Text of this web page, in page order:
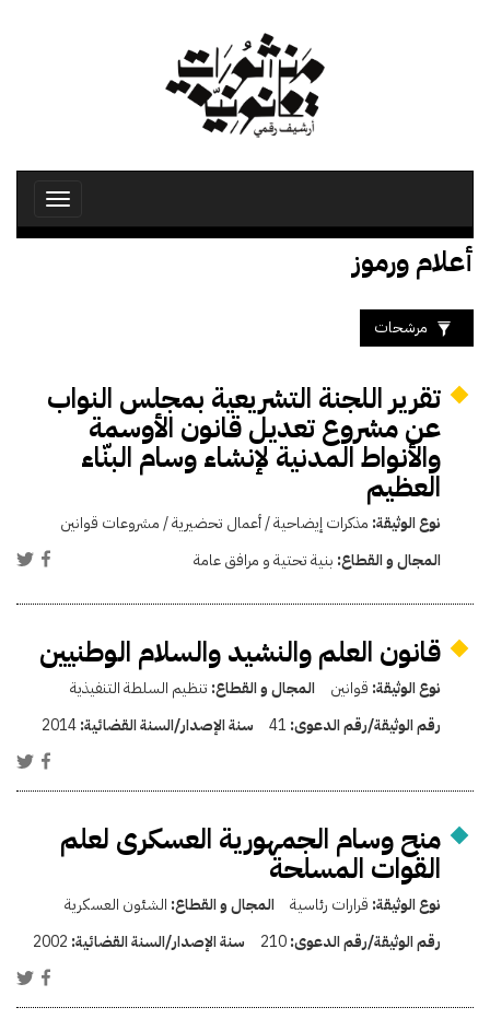
Toggle
أعلام ورموز
مرشحات
تقرير اللجنة التشريعية بمجلس النواب
عن مشروع تعديل قانون الأوسمة
والأنواط المدنية لإنشاء وسام البنّاء
العظيم
نوع الوثيقة: مذكرات إيضاحية / أعمال تحضيرية / مشروعات قوانين
المجال و القطاع: بنية تحتية و مرافق عامة
قانون العلم والنشيد والسلام الوطنيين
نوع الوثيقة: قوانين المجال و القطاع: تنظيم السلطة التنفيذية
رقم الوثيقة/رقم الدعوى: 41 سنة الإصدار/السنة القضائية:2014
منح وسام الجمهورية العسكرى لعلم
القوات المسلحة
نوع الوثيقة: قرارات رئاسية المجال و القطاع: الشئون العسكرية
رقم الوثيقة/رقم الدعوى:210 سنة الإصدار/السنة القضائية: 2002